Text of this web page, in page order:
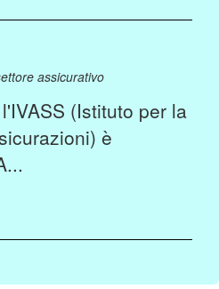
assicurativo
(Istituto per la
è